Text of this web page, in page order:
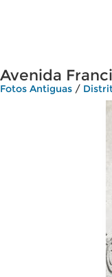
Avenida
Fotos Antiguas /